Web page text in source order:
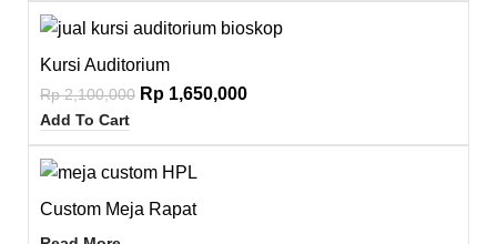
-21%
Kursi Auditorium
Rp2,100,000 Rp 1,650,000
Add To Cart
Custom Meja Rapat